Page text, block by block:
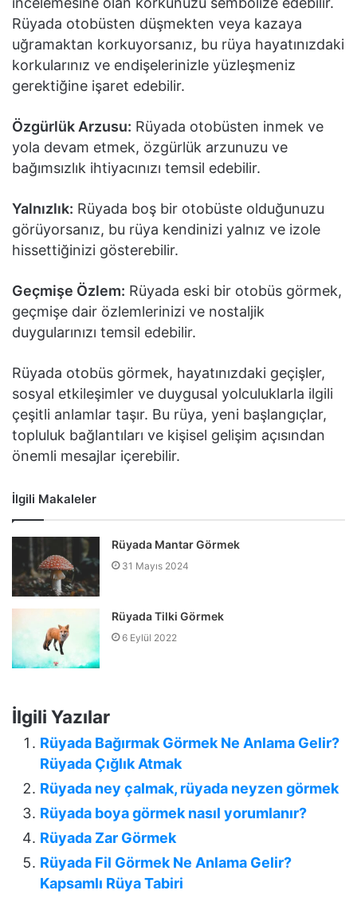
Rüyada otobüsten düşmekten veya kazaya
uğramaktan korkuyorsanız, bu rüya hayatınızdaki
korkularınız ve endişelerinizle yüzleşmeniz
gerektiğine işaret edebilir.
Özgürlük Arzusu: Rüyada otobüsten inmek ve
yola devam etmek, özgürlük arzunuzu ve
bağımsızlık ihtiyacınızı temsil edebilir.
Yalnızlık: Rüyada boş bir otobüste olduğunuzu
görüyorsanız, bu rüya kendinizi yalnız ve izole
hissettiğinizi gösterebilir.
Geçmişe Özlem: Rüyada eski bir otobüs görmek,
geçmişe dair özlemlerinizi ve nostaljik
duygularınızı temsil edebilir.
Rüyada otobüs görmek, hayatınızdaki geçişler,
sosyal etkileşimler ve duygusal yolculuklarla ilgili
çeşitli anlamlar taşır. Bu rüya, yeni başlangıçlar,
topluluk bağlantıları ve kişisel gelişim açısından
önemli mesajlar içerebilir.
İlgili Makaleler
Rüyada Mantar Görmek
31 Mayıs 2024
Rüyada Tilki Görmek
6 Eylül 2022
İlgili Yazılar
Rüyada Bağırmak Görmek Ne Anlama Gelir?
Rüyada Çığlık Atmak
Rüyada ney çalmak, rüyada neyzen görmek
Rüyada boya görmek nasıl yorumlanır?
Rüyada Zar Görmek
Rüyada Fil Görmek Ne Anlama Gelir?
Kapsamlı Rüya Tabiri